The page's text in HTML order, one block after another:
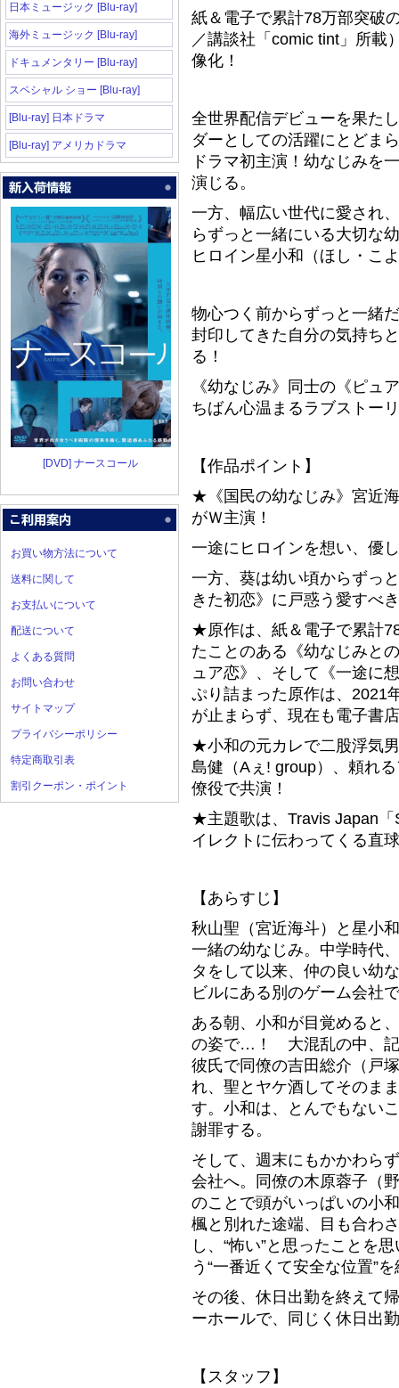
日本ミュージック [Blu-ray]
海外ミュージック [Blu-ray]
ドキュメンタリー [Blu-ray]
スペシャル ショー [Blu-ray]
[Blu-ray] 日本ドラマ
[Blu-ray] アメリカドラマ
[DVD] ナースコール
お買い物方法について
送料に関して
お支払いについて
配送について
よくある質問
お問い合わせ
サイトマップ
プライバシーポリシー
特定商取引表
割引クーポン・ポイント
紙＆電子で累計78万部突破
／講談社「comic tint」所載
像化！
全世界配信デビューを果た
ダーとしての活躍にとどま
ドラマ初主演！幼なじみを
演じる。
一方、幅広い世代に愛され
らずっと一緒にいる大切な
ヒロイン星小和（ほし・こ
物心つく前からずっと一緒
封印してきた自分の気持ち
る！
《幼なじみ》同士の《ピュ
ちばん心温まるラブストー
【作品ポイント】
★《国民の幼なじみ》宮近
がＷ主演！
一途にヒロインを想い、優
一方、葵は幼い頃からずっ
きた初恋》に戸惑う愛すべ
★原作は、紙＆電子で累計
たことのある《幼なじみと
ュア恋》、そして《一途に
ぷり詰まった原作は、2021
が止まらず、現在も電子書
★小和の元カレで二股浮気
島健（Aぇ! group）、頼れ
僚役で共演！
★主題歌は、Travis Japan「
イレクトに伝わってくる直
【あらすじ】
秋山聖（宮近海斗）と星小
一緒の幼なじみ。中学時代
タをして以来、仲の良い幼
ビルにある別のゲーム会社
ある朝、小和が目覚めると
の姿で…！ 大混乱の中、
彼氏で同僚の吉田総介（戸
れ、聖とヤケ酒してそのま
す。小和は、とんでもない
謝罪する。
そして、週末にもかかわら
会社へ。同僚の木原蓉子（
のことで頭がいっぱいの小
楓と別れた途端、目も合わ
し、“怖い”と思ったことを
う“一番近くて安全な位置”
その後、休日出勤を終えて
ーホールで、同じく休日出
【スタッフ】